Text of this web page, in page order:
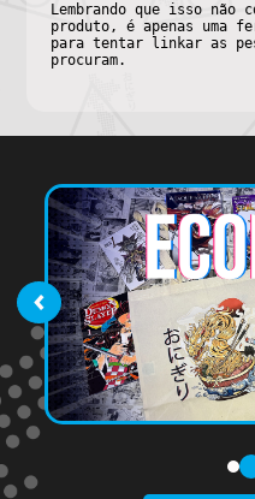
Lembrando que isso não
produto, é apenas uma
para tentar linkar as
procuram.
‹